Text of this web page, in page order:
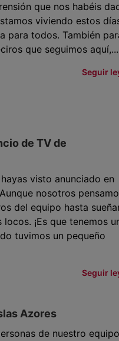
que nos habéis
viviendo estos
para todos. También
que seguimos aquí,...
Seguir
de TV de
visto anunciado en
nosotros
del equipo hasta
¡Es que tenemos
tuvimos un pequeño
Seguir
Azores
de nuestro